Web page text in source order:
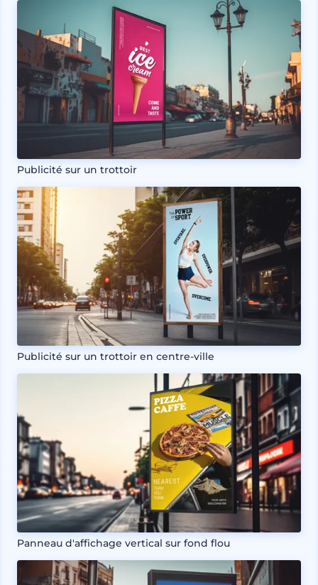
Publicité sur un trottoir
Publicité sur un trottoir en centre-ville
Panneau d'affichage vertical sur fond flou